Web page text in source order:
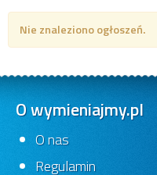
Nie znaleziono ogłoszeń.
O wymieniajmy.pl
O nas
Regulamin